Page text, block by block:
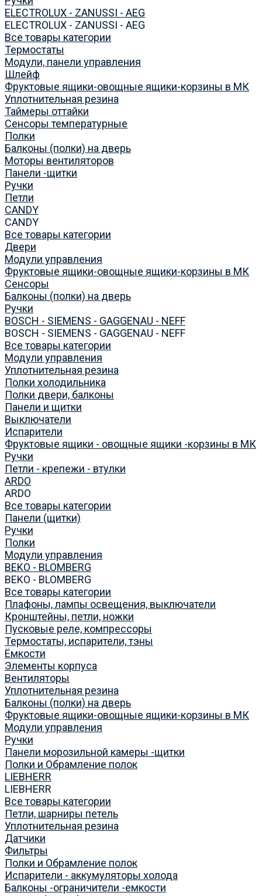
ELECTROLUX - ZANUSSI - AEG
ELECTROLUX - ZANUSSI - AEG
Все товары категории
Термостаты
Модули, панели управления
Шлейф
Фруктовые ящики-овощные ящики-корзины в МК
Уплотнительная резина
Таймеры оттайки
Сенсоры температурные
Полки
Балконы (полки) на дверь
Моторы вентиляторов
Панели -щитки
Ручки
Петли
CANDY
CANDY
Все товары категории
Двери
Модули управления
Фруктовые ящики-овощные ящики-корзины в МК
Сенсоры
Балконы (полки) на дверь
Ручки
BOSCH - SIEMENS - GAGGENAU - NEFF
BOSCH - SIEMENS - GAGGENAU - NEFF
Все товары категории
Модули управления
Уплотнительная резина
Полки холодильника
Полки двери, балконы
Панели и щитки
Выключатели
Испарители
Фруктовые ящики - овощные ящики -корзины в МК
Ручки
Петли - крепежи - втулки
ARDO
ARDO
Все товары категории
Панели (щитки)
Ручки
Полки
Модули управления
BEKO - BLOMBERG
BEKO - BLOMBERG
Все товары категории
Плафоны, лампы освещения, выключатели
Кронштейны, петли, ножки
Пусковые реле, компрессоры
Термостаты, испарители, тэны
Ёмкости
Элементы корпуса
Вентиляторы
Уплотнительная резина
Балконы (полки) на дверь
Фруктовые ящики-овощные ящики-корзины в МК
Модули управления
Ручки
Панели морозильной камеры -щитки
Полки и Обрамление полок
LIEBHERR
LIEBHERR
Все товары категории
Петли, шарниры петель
Уплотнительная резина
Датчики
Фильтры
Полки и Обрамление полок
Испарители - аккумуляторы холода
Балконы -ограничители -емкости